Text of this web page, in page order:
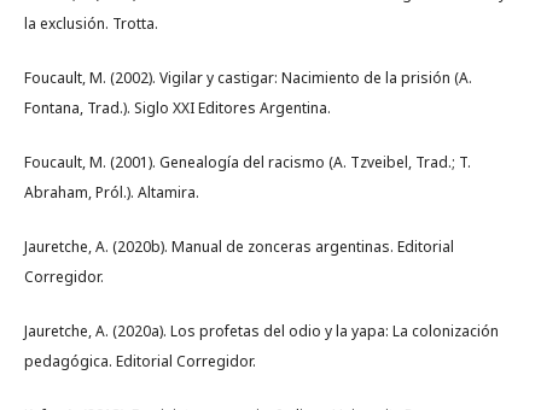
la exclusión. Trotta.
Foucault, M. (2002). Vigilar y castigar: Nacimiento de la prisión (A.
Fontana, Trad.). Siglo XXI Editores Argentina.
Foucault, M. (2001). Genealogía del racismo (A. Tzveibel, Trad.; T.
Abraham, Pról.). Altamira.
Jauretche, A. (2020b). Manual de zonceras argentinas. Editorial
Corregidor.
Jauretche, A. (2020a). Los profetas del odio y la yapa: La colonización
pedagógica. Editorial Corregidor.